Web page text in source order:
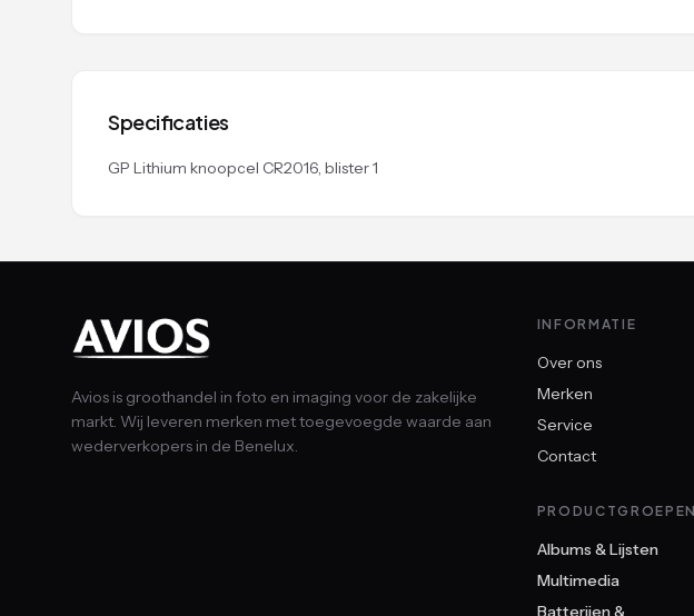
Specificaties
GP Lithium knoopcel CR2016, blister 1
Avios is groothandel in foto en imaging voor de zakelijke
markt. Wij leveren merken met toegevoegde waarde aan
wederverkopers in de Benelux.
INFORMATIE
Over ons
Merken
Service
Contact
PRODUCTGROEPEN
Albums & Lijsten
Multimedia
Batterijen &